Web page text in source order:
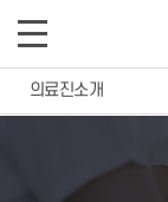
의료진소개